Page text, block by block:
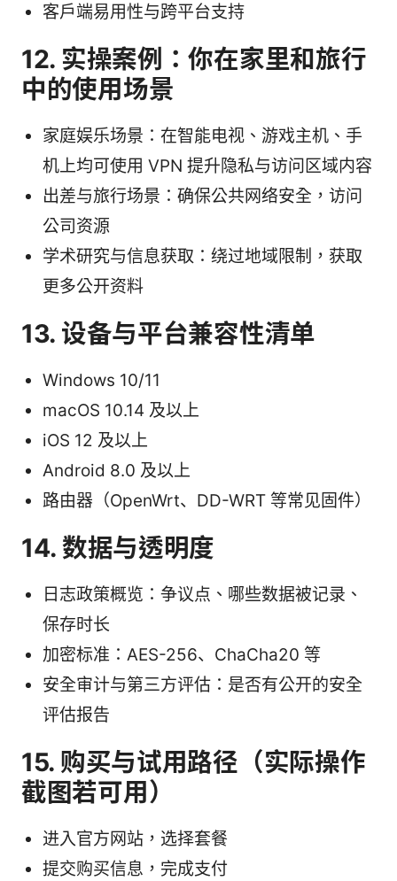
客户端易用性与跨平台支持
12. 实操案例：你在家里和旅行
中的使用场景
家庭娱乐场景：在智能电视、游戏主机、手
机上均可使用 VPN 提升隐私与访问区域内容
出差与旅行场景：确保公共网络安全，访问
公司资源
学术研究与信息获取：绕过地域限制，获取
更多公开资料
13. 设备与平台兼容性清单
Windows 10/11
macOS 10.14 及以上
iOS 12 及以上
Android 8.0 及以上
路由器（OpenWrt、DD-WRT 等常见固件）
14. 数据与透明度
日志政策概览：争议点、哪些数据被记录、
保存时长
加密标准：AES-256、ChaCha20 等
安全审计与第三方评估：是否有公开的安全
评估报告
15. 购买与试用路径（实际操作
截图若可用）
进入官方网站，选择套餐
提交购买信息，完成支付